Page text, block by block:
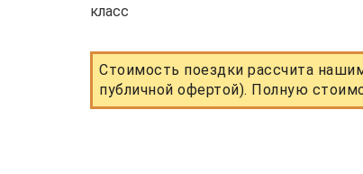
Стоимость поездки рассчита
публичной офертой). Полную